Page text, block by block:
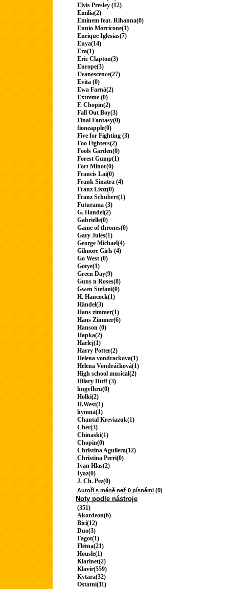
Elvis Presley (12)
Emilia(2)
Eminem feat. Rihanna(0)
Ennio Morricone(1)
Enrique Iglesias(7)
Enya(14)
Era(1)
Eric Clapton(3)
Europe(3)
Evanescence(27)
Evita (0)
Ewa Farná(2)
Extreme (0)
F. Chopin(2)
Fall Out Boy(3)
Final Fantasy(0)
fioneapple(0)
Five for Fighting (3)
Foo Fighters(2)
Fools Garden(0)
Forest Gump(1)
Fort Minor(0)
Francis Lai(0)
Frank Sinatra (4)
Franz Liszt(0)
Franz Schubert(1)
Futurama (3)
G. Handel(2)
Gabrielle(0)
Game of thrones(0)
Gary Jules(1)
George Michael(4)
Gilmore Girls (4)
Go West (0)
Gotye(1)
Green Day(9)
Guns n Roses(8)
Gwen Stefani(0)
H. Hancock(1)
Händel(3)
Hans zimmer(1)
Hans Zimmer(6)
Hanson (0)
Hapka(2)
Harlej(1)
Harry Potter(2)
Helena vondrackova(1)
Helena Vondráčková(1)
High school musical(2)
Hilary Duff (3)
hngvfhru(0)
Holki(2)
H.West(1)
hymna(1)
Chantal Kreviazuk(1)
Cher(3)
Chinaski(1)
Chopin(0)
Christina Aguilera(12)
Christina Perri(0)
Ivan Hlas(2)
Iyaz(0)
J. Ch. Pez(0)
Autoři s méně než 0 písněmi (0)
Noty podle nástroje
(351)
Akordeon(6)
Bicí(12)
Duo(3)
Fagot(1)
Flétna(21)
Housle(1)
Klarinet(2)
Klavír(559)
Kytara(32)
Ostatní(11)